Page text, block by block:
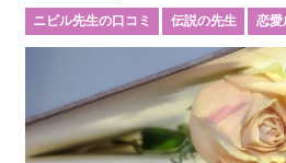
ニビル先生の口コミ 伝説の先生 恋愛